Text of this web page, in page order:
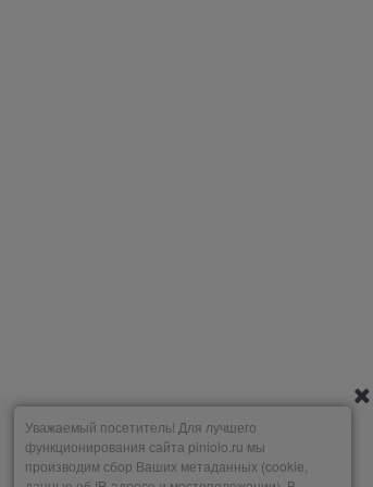
Уважаемый посетитель! Для лучшего
функционирования сайта piniolo.ru мы
производим сбор Ваших метаданных (cookie,